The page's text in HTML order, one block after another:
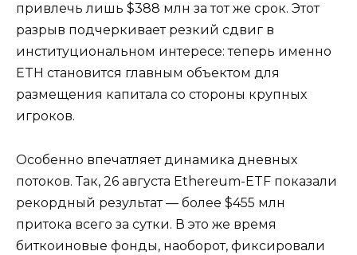
привлечь лишь $388 млн за тот же срок. Этот
разрыв подчеркивает резкий сдвиг в
институциональном интересе: теперь именно
ETH становится главным объектом для
размещения капитала со стороны крупных
игроков.
Особенно впечатляет динамика дневных
потоков. Так, 26 августа Ethereum-ETF показали
рекордный результат — более $455 млн
притока всего за сутки. В это же время
биткоиновые фонды, наоборот, фиксировали